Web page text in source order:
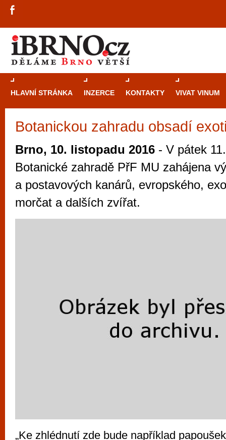
HLAVNÍ STRÁNKA INZERCE KONTAKTY VIVAT VINUM
Botanickou zahradu obsadí
Brno, 10. listopadu 2016 - V pátek
Botanické zahradě PřF MU zahájena
a postavových kanárů, evropského,
morčat a dalších zvířat.
„Ke zhlédnutí zde bude například
Průvodce
Brně: Od
automaty
Brno je
zajímavé
Mimo jiné je ale také místem, kde si